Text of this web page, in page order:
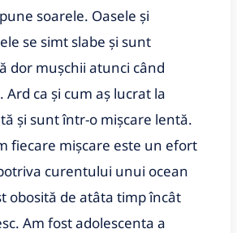
soarele. Oasele și
se simt slabe și sunt
dor mușchii atunci când
Ard ca și cum aș lucrat la
și sunt într-o mișcare lentă.
fiecare mișcare este un efort
curentului unui ocean
obosită de atâta timp încât
Am fost adolescenta a